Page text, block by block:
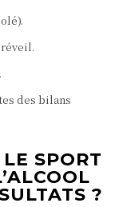
des bilans
SPORT
?